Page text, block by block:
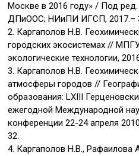
Москве в 2016 году» / Под
ДПиООС; НИиПИ ИГСП, 2017.–
2. Каргаполов Н.В.
городских экосистемах //
экологические технологии,
3. Каргаполов Н.В.
атмосферы городов //
образования: LXIII
ежегодной Международной
конференции 22-24 апреля
32.
4. Каргаполов Н.В., Рафаилова